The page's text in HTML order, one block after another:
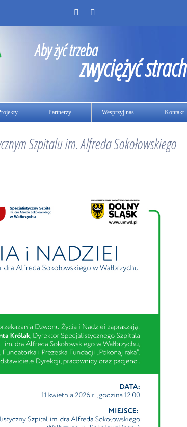
Aby żyć trzeba
zwyciężyć strach
Partnerzy Wesprzyj nas Kontakt
Szpitalu im. Alfreda Sokołowskiego